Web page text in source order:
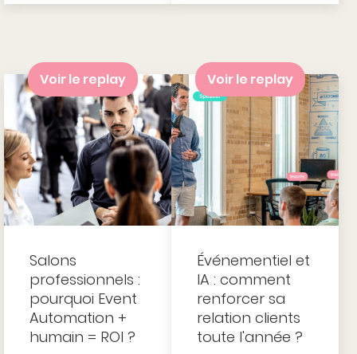
Salons
professionnels :
pourquoi Event
Automation +
humain = ROI ?
Voir le replay
Événementiel et
IA : comment
renforcer sa
relation clients
toute l'année ?
Voir le replay